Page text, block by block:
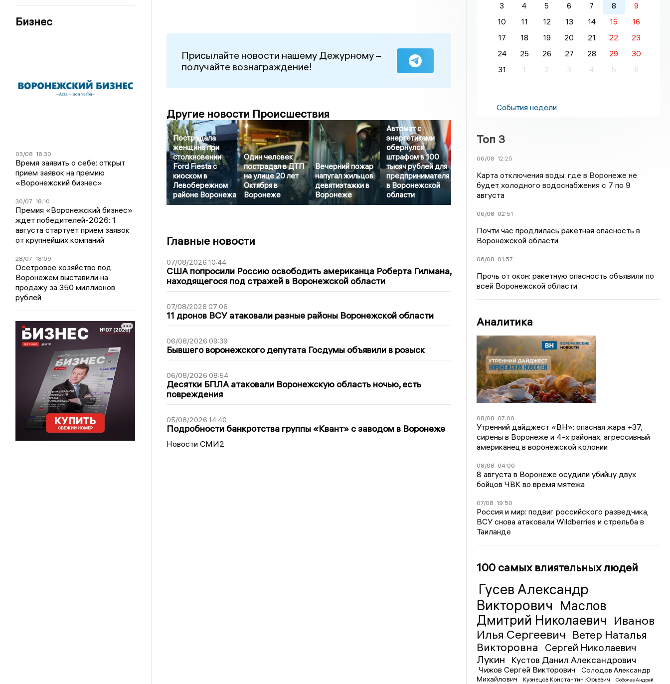
Бизнес
03/08 16:30
Время заявить о себе: открыт
прием заявок на премию
«Воронежский бизнес»
30/07 18:10
Премия «Воронежский бизнес»
ждет победителей-2026: 1
августа стартует прием заявок
от крупнейших компаний
28/07 18:09
Осетровое хозяйство под
Воронежем выставили на
продажу за 350 миллионов
рублей
Присылайте новости нашему Дежурному –
получайте вознаграждение!
Другие новости Происшествия
Пострадала
женщина при
столкновении
Ford Fiesta с
киоском в
Левобережном
районе Воронежа
Один человек
пострадал в ДТП
на улице 20 лет
Октября в
Воронеже
Вечерний пожар
напугал жильцов
девятиэтажки в
Воронеже
Автомат с
энергетиками
обернулся
штрафом в 100
тысяч рублей для
предпринимателя
в Воронежской
области
Главные новости
07/08/2026 10:44
США попросили Россию освободить американца Роберта Гилмана,
находящегося под стражей в Воронежской области
07/08/2026 07:06
11 дронов ВСУ атаковали разные районы Воронежской области
06/08/2026 09:39
Бывшего воронежского депутата Госдумы объявили в розыск
06/08/2026 08:54
Десятки БПЛА атаковали Воронежскую область ночью, есть
повреждения
05/08/2026 14:40
Подробности банкротства группы «Квант» с заводом в Воронеже
Новости СМИ2
3
4 5 6 7 8
9
10
11 12 13 14 15
16
17
18 19 20 21 22
23
24
25 26 27 28 29
30
31
1 2 3 4 5 6
События недели
Топ 3
06/08 12:25
Карта отключения воды: где в Воронеже не
будет холодного водоснабжения с 7 по 9
августа
06/08 02:51
Почти час продлилась ракетная опасность в
Воронежской области
06/08 01:57
Прочь от окон: ракетную опасность объявили по
всей Воронежской области
Аналитика
08/08 07:00
Утренний дайджест «ВН»: опасная жара +37,
сирены в Воронеже и 4-х районах, агрессивный
американец в воронежской колонии
08/08 04:00
8 августа в Воронеже осудили убийцу двух
бойцов ЧВК во время мятежа
07/08 19:50
Россия и мир: подвиг российского разведчика,
ВСУ снова атаковали Wildberries и стрельба в
Таиланде
100 самых влиятельных людей
Гусев Александр
Викторович Маслов
Дмитрий Николаевич Иванов
Илья Сергеевич
Ветер Наталья
Викторовна
Сергей Николаевич
Лукин
Кустов Данил Александрович
Чижов Сергей Викторович
Солодов Александр
Михайлович
Кузнецов Константин Юрьевич
Соболев Андрей